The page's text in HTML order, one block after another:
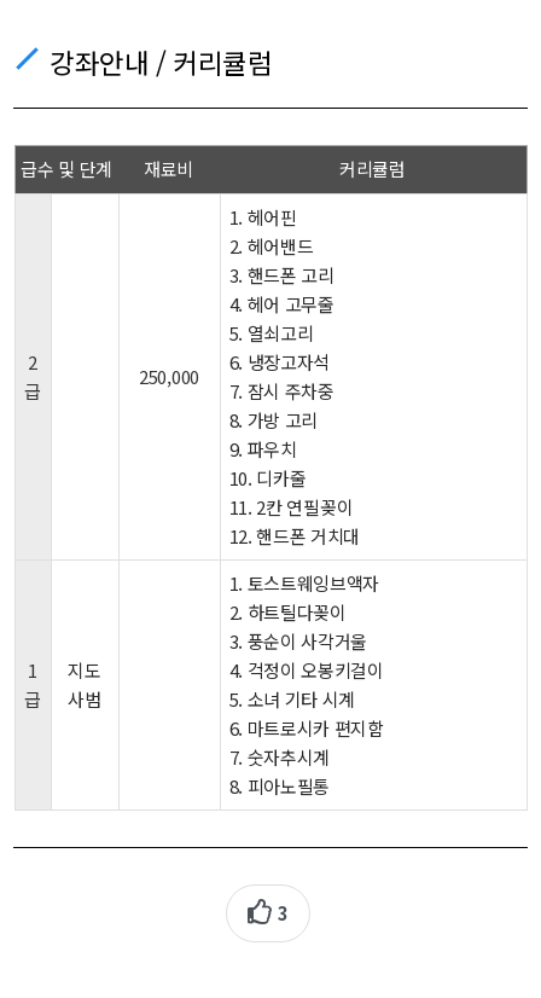
강좌안내 / 커리큘럼
급수 및 단계 재료비 커리큘럼
2
급
250,000
1. 헤어핀
2. 헤어밴드
3. 핸드폰 고리
4. 헤어 고무줄
5. 열쇠고리
6. 냉장고자석
7. 잠시 주차중
8. 가방 고리
9. 파우치
10. 디카줄
11. 2칸 연필꽂이
12. 핸드폰 거치대
1
급
지도
사범
1. 토스트웨잉브액자
2. 하트틸다꽂이
3. 풍순이 사각거울
4. 걱정이 오봉키걸이
5. 소녀 기타 시계
6. 마트로시카 편지함
7. 숫자추시계
8. 피아노필통
3